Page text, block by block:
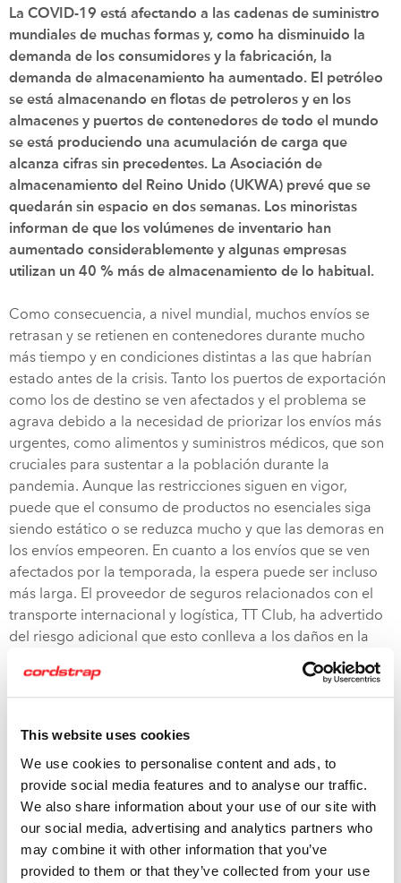
This website uses cookies
We use cookies to personalise content and ads, to
provide social media features and to analyse our traffic.
We also share information about your use of our site with
our social media, advertising and analytics partners who
may combine it with other information that you’ve
provided to them or that they’ve collected from your use
La COVID-19 está afectando a las cadenas de suministro
mundiales de muchas formas y, como ha disminuido la
demanda de los consumidores y la fabricación, la
demanda de almacenamiento ha aumentado. El petróleo
se está almacenando en flotas de petroleros y en los
almacenes y puertos de contenedores de todo el mundo
se está produciendo una acumulación de carga que
alcanza cifras sin precedentes. La Asociación de
almacenamiento del Reino Unido (UKWA) prevé que se
quedarán sin espacio en dos semanas. Los minoristas
informan de que los volúmenes de inventario han
aumentado considerablemente y algunas empresas
utilizan un 40 % más de almacenamiento de lo habitual.
Como consecuencia, a nivel mundial, muchos envíos se
retrasan y se retienen en contenedores durante mucho
más tiempo y en condiciones distintas a las que habrían
estado antes de la crisis. Tanto los puertos de exportación
como los de destino se ven afectados y el problema se
agrava debido a la necesidad de priorizar los envíos más
urgentes, como alimentos y suministros médicos, que son
cruciales para sustentar a la población durante la
pandemia. Aunque las restricciones siguen en vigor,
puede que el consumo de productos no esenciales siga
siendo estático o se reduzca mucho y que las demoras en
los envíos empeoren. En cuanto a los envíos que se ven
afectados por la temporada, la espera puede ser incluso
más larga. El proveedor de seguros relacionados con el
transporte internacional y logística, TT Club, ha advertido
del riesgo adicional que esto conlleva a los daños en la
carga para los fabricantes y proveedores de logística.
Una de las principales amenazas para la carga es el mayor
tránsito de la carga debido a los cambios de demanda
por la COVID-19. Según el tipo de carga, esto podría
provocar corrosión, moho, apelmazamiento de polvo,
deformaciones o simplemente daños en el embalaje y en
las etiquetas. Los estudios de supervisión de carga
mundiales revelan que el riesgo de daños por humedad